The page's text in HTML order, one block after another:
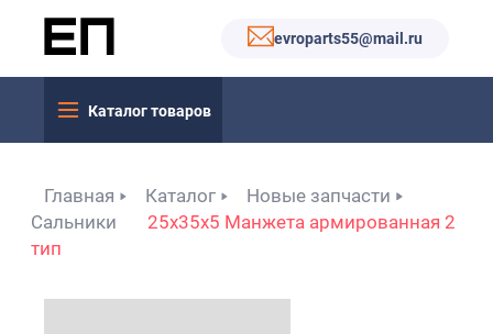
evroparts55@mail.ru
Каталог товаров
Главная Каталог
Новые запчасти
Сальники
25x35x5 Манжета армированная 2
тип